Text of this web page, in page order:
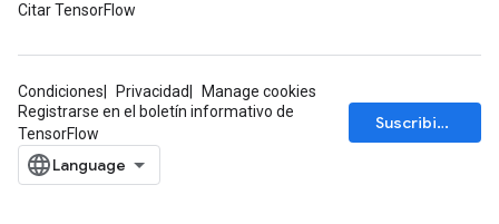
Citar TensorFlow
Condiciones Privacidad
Manage cookies
Registrarse en el boletín informativo de
TensorFlow
Suscribirse